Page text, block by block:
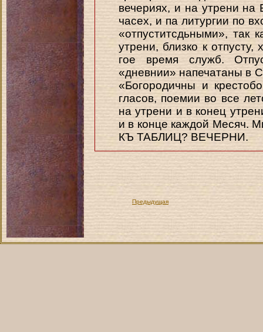
вечериях, и на утрени на
часех, и па литургии по
«отпуститсдьными», так
утрени, близко к
гое время служб.
«дневнии» напечатаны в
«Богородичны и
гласов, поемии во все
на утрени и в конец
и в конце каждой Месяч.
КЪ ТАБЛИЦ? ВЕЧЕРНИ.
Предыдущая